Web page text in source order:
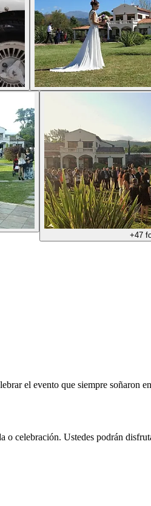
+47
el evento que siempre soñaron
o celebración. Ustedes podrán